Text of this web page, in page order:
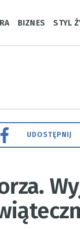
BIZNES STYL
UDOSTĘPNIJ